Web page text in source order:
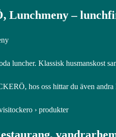
Lunchmeny –
luncher. Klassisk husmanskost
hos oss hittar du även andra
› produkter